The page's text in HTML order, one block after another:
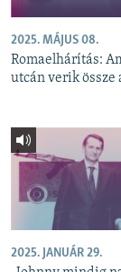
2025. MÁJUS 08.
Romaelhárítás:
utcán verik össze
2025. JANUÁR 29.